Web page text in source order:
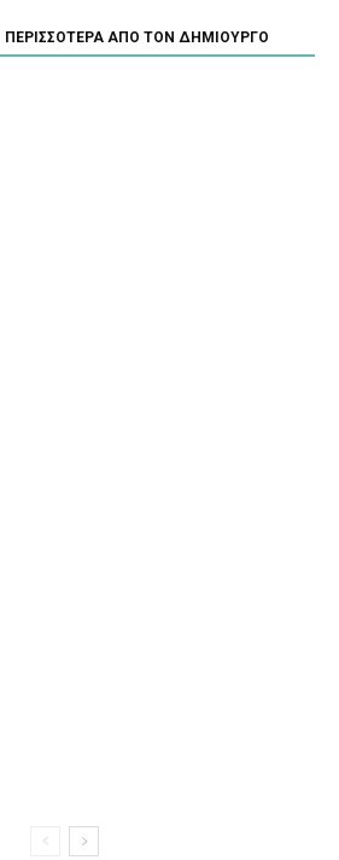
ΠΕΡΙΣΣΟΤΕΡΑ ΑΠΟ ΤΟΝ ΔΗΜΙΟΥΡΓΟ